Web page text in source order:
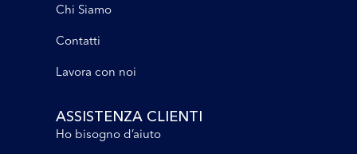
Chi Siamo
Contatti
Lavora con noi
ASSISTENZA CLIENTI
Ho bisogno d’aiuto